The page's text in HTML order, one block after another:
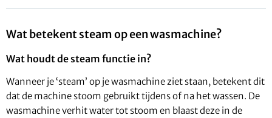
Wat betekent steam op een wasmachine?
Wat houdt de steam functie in?
Wanneer je ‘steam’ op je wasmachine ziet staan, betekent dit
dat de machine stoom gebruikt tijdens of na het wassen. De
wasmachine verhit water tot stoom en blaast deze in de